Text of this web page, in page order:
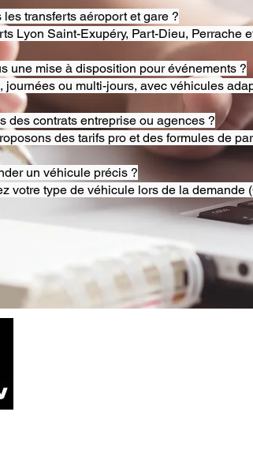
les transferts aéroport et gare ?
Lyon Saint-Exupéry, Part-Dieu, Perrache
une mise à disposition pour événements ?
ou multi-jours, avec véhicules
des contrats entreprise ou agences ?
des tarifs pro et des formules de
un véhicule précis ?
votre type de véhicule lors de la demande